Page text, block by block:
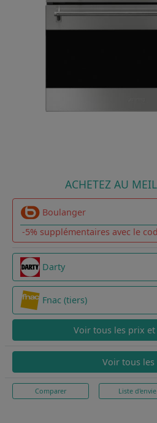
ACHETEZ AU
Boulanger
-5% supplémentaires avec le
Darty
Fnac (tiers)
Voir tous les prix
Voir tous les
Comparer Liste d'envie